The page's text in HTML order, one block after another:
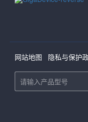
网站地图 隐私与保护